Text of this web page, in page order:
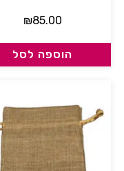
₪85.00
הוספה לסל